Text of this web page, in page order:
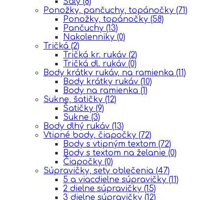
Ponožky, pančuchy, topánočky (71)
Ponožky, topánočky (58)
Pančuchy (13)
Nakolenniky (0)
Tričká (2)
Tričká kr. rukáv (2)
Tričká dl. rukáv (0)
Body krátky rukáv, na ramienka (11)
Body krátky rukáv (10)
Body na ramienka (1)
Sukne, šatičky (12)
Šatičky (9)
Sukne (3)
Body dlhý rukáv (13)
Vtipné body, čiapočky (72)
Body s vtipným textom (72)
Body s textom na želanie (0)
Čiapočky (0)
Súpravičky, sety oblečenia (47)
5 a viacdielne súpravičky (11)
2 dielne súpravičky (15)
3 dielne súpravičky (12)